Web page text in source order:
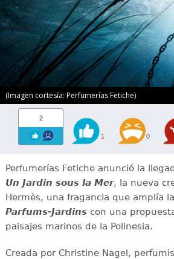
(Imagen cortesía: Perfumerías Fetiche)
2
1 0
Perfumerías Fetiche anunció la
Un Jardin sous la Mer, la nueva
Hermès, una fragancia que amplía
Parfums-Jardinscon una
paisajes marinos de la Polinesia.
Creada por Christine Nagel,